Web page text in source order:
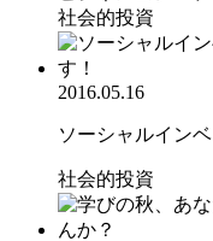
社会的投資
2016.05.16
ソーシャルイン
社会的投資